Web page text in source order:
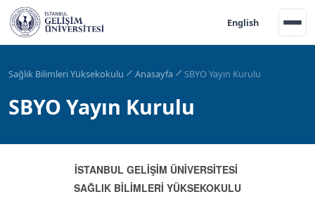
English
Sağlık Bilimleri Yüksekokulu Anasayfa SBYO Yayın Kurulu
SBYO Yayın Kurulu
İSTANBUL GELİŞİM ÜNİVERSİTESİ
SAĞLIK BİLİMLERİ YÜKSEKOKULU